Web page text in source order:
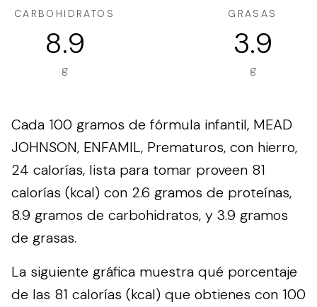
CARBOHIDRATOS
8.9
g
GRASAS
3.9
g
Cada 100 gramos de fórmula infantil, MEAD
JOHNSON, ENFAMIL, Prematuros, con hierro,
24 calorías, lista para tomar proveen 81
calorías (kcal) con 2.6 gramos de proteínas,
8.9 gramos de carbohidratos, y 3.9 gramos
de grasas.
La siguiente gráfica muestra qué porcentaje
de las 81 calorías (kcal) que obtienes con 100